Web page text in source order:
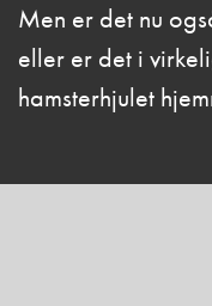
Men er det nu
eller er det i
hamsterhjulet